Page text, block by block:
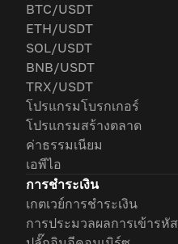
BTC/USDT
ETH/USDT
SOL/USDT
BNB/USDT
TRX/USDT
โปรแกรมโบรกเกอร์
โปรแกรมสร้างตลาด
ค่าธรรมเนียม
เอพีไอ
การชำระเงิน
เกตเวย์การชำระเงิน
การประมวลผลการเข้ารหัส